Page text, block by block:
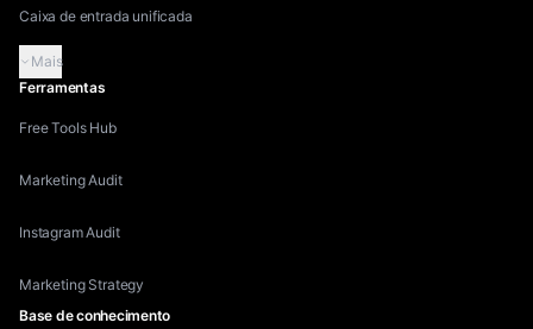
Caixa de entrada unificada
Mais
Ferramentas
Free Tools Hub
Marketing Audit
Instagram Audit
Marketing Strategy
Base de conhecimento